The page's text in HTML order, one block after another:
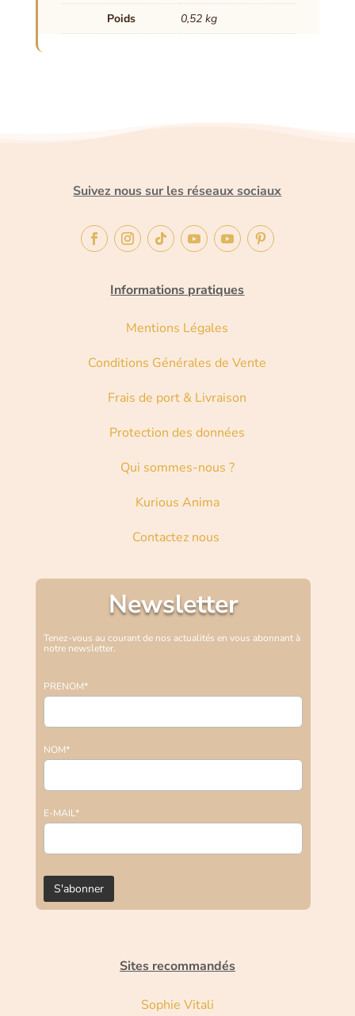
Poids 0,52 kg
Suivez nous sur les réseaux sociaux
Informations pratiques
Mentions Légales
Conditions Générales de Vente
Frais de port & Livraison
Protection des données
Qui sommes-nous ?
Kurious Anima
Contactez nous
Newsletter
Tenez-vous au courant de nos actualités en vous abonnant à
notre newsletter.
PRENOM*
NOM*
E-MAIL*
Sites recommandés
Sophie Vitali